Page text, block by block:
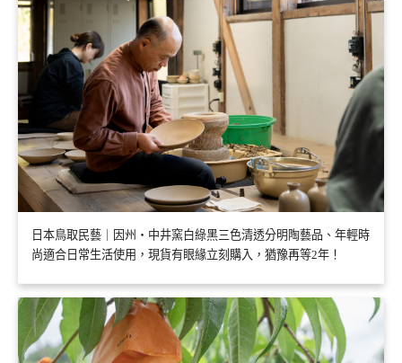
日本鳥取民藝｜因州・中井窯白綠黑三色清透分明陶藝品、年輕時
尚適合日常生活使用，現貨有眼緣立刻購入，猶豫再等2年！